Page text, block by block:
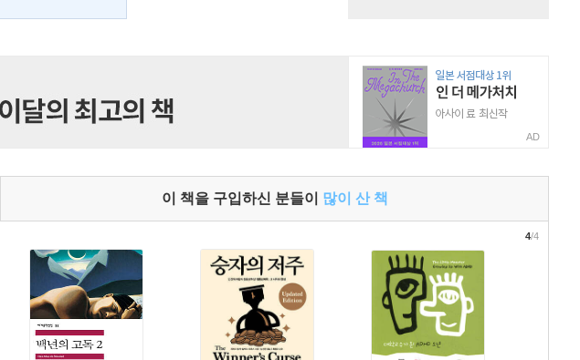
AD
이 책을 구입하신 분들이 많이 산 책
4/4